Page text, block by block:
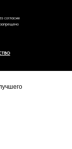
согласия